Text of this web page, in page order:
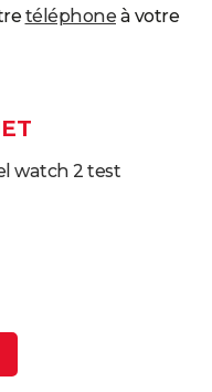
téléphone à votre
watch 2 test